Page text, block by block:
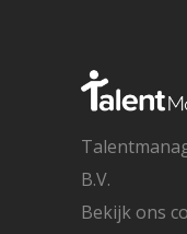
B.V.
Bekijk ons